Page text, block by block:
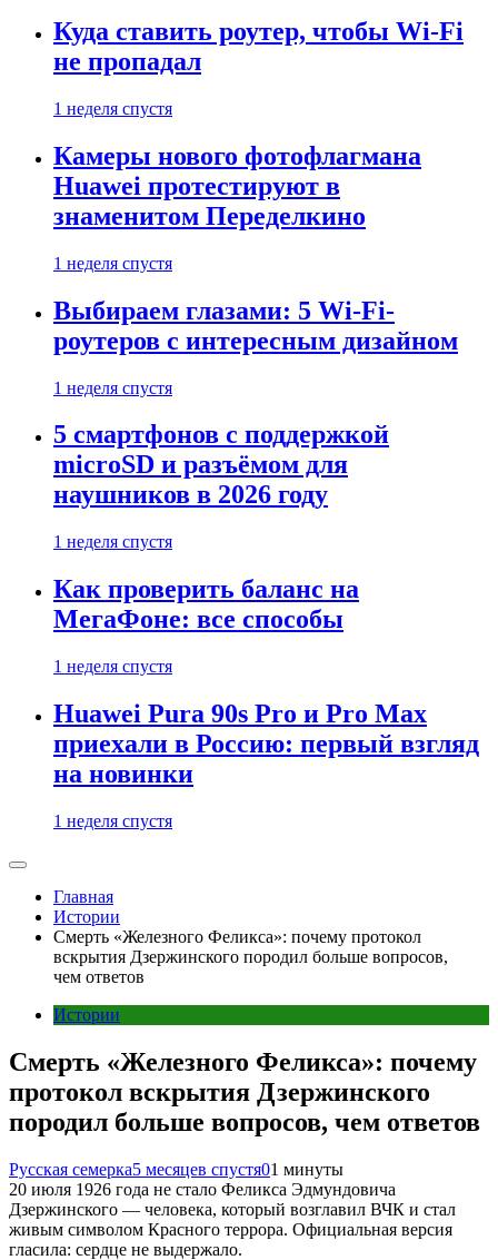
Куда ставить роутер, чтобы Wi-Fi
не пропадал
1 неделя спустя
Камеры нового фотофлагмана
Huawei протестируют в
знаменитом Переделкино
1 неделя спустя
Выбираем глазами: 5 Wi-Fi-
роутеров с интересным дизайном
1 неделя спустя
5 смартфонов с поддержкой
microSD и разъёмом для
наушников в 2026 году
1 неделя спустя
Как проверить баланс на
МегаФоне: все способы
1 неделя спустя
Huawei Pura 90s Pro и Pro Max
приехали в Россию: первый взгляд
на новинки
1 неделя спустя
Главная
Истории
Смерть «Железного Феликса»: почему протокол
вскрытия Дзержинского породил больше вопросов,
чем ответов
Истории
Смерть «Железного Феликса»: почему
протокол вскрытия Дзержинского
породил больше вопросов, чем ответов
Русская семерка5 месяцев спустя01 минуты
20 июля 1926 года не стало Феликса Эдмундовича
Дзержинского — человека, который возглавил ВЧК и стал
живым символом Красного террора. Официальная версия
гласила: сердце не выдержало.